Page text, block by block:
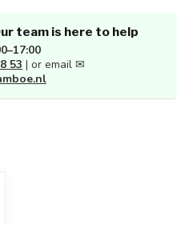
team is here to help
53 | or email ✉